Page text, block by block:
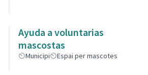
Ayuda a voluntarias
mascostas
Municipi Espai per mascotes